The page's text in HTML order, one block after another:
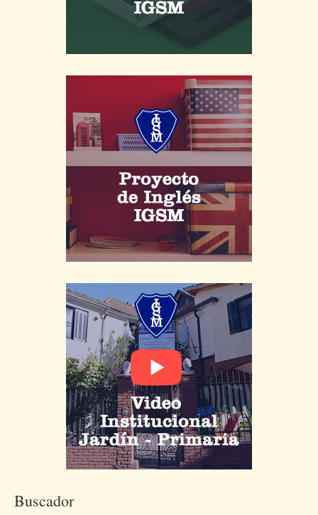
Buscador